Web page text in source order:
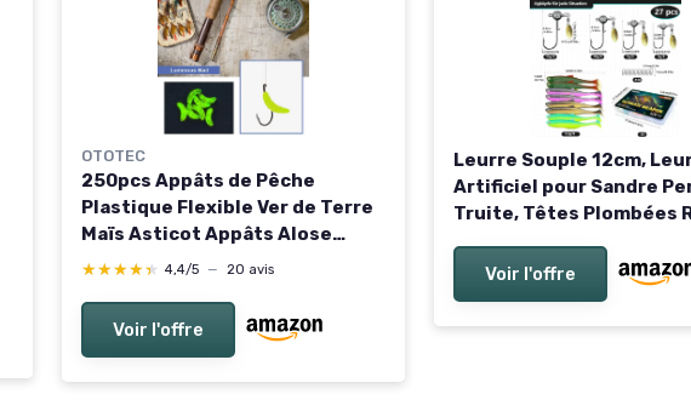
OTOTEC
250pcs Appâts de Pêche
Plastique Flexible Ver de Terre
Maïs Asticot Appâts Alose
Artificiels Réalistes Eau Douce
★★★★★
★★★★★ 4,4/5 — 20 avis
Voir l'offre
Leurre Souple 12cm,
Artificiel pour Sandre
Truite, Têtes Plombées
Voir l'offre